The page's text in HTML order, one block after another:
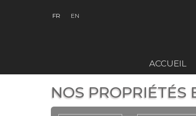
FR EN
ACCUEIL
NOS